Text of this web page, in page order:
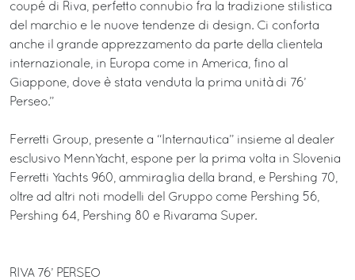
coupé di Riva, perfetto connubio fra la tradizione stilistica
del marchio e le nuove tendenze di design. Ci conforta
anche il grande apprezzamento da parte della clientela
internazionale, in Europa come in America, fino al
Giappone, dove è stata venduta la prima unità di 76’
Perseo.”
Ferretti Group, presente a “Internautica” insieme al dealer
esclusivo MennYacht, espone per la prima volta in Slovenia
Ferretti Yachts 960, ammiraglia della brand, e Pershing 70,
oltre ad altri noti modelli del Gruppo come Pershing 56,
Pershing 64, Pershing 80 e Rivarama Super.
RIVA 76’ PERSEO